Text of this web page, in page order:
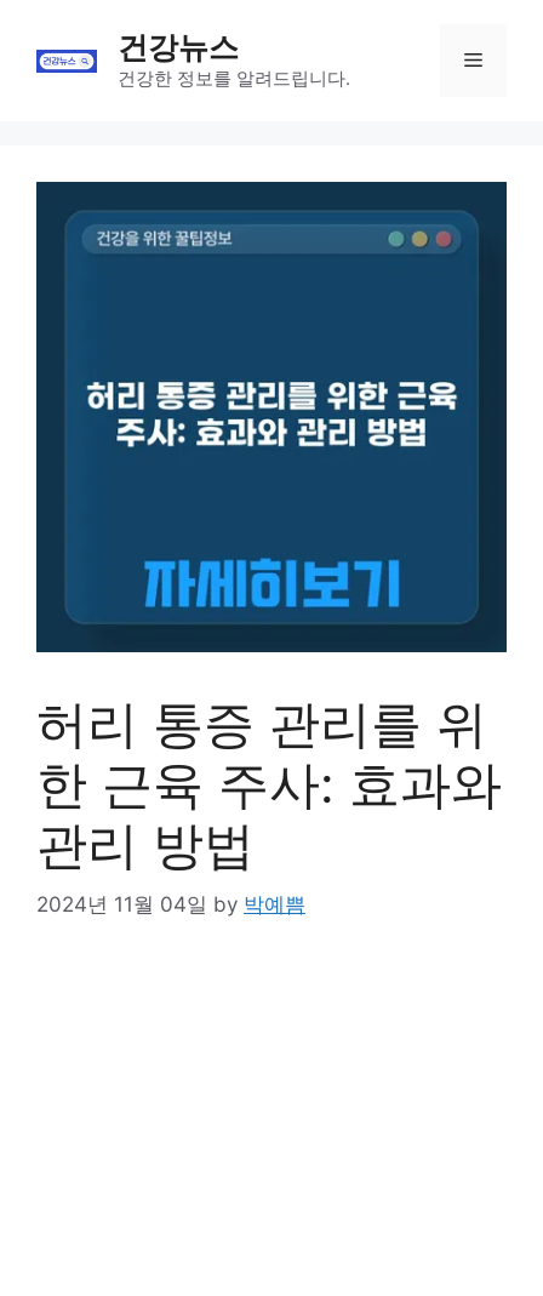
content
건강뉴스
건강한 정보를 알려드립니다.
Menu
허리 통증 관리를 위
한 근육 주사: 효과와
관리 방법
2024년 11월 04일 by 박예쁨